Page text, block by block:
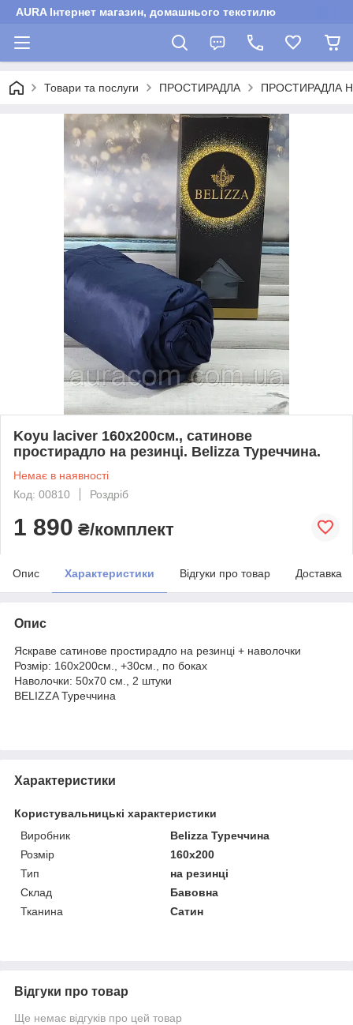
AURA Інтернет магазин, домашнього текстилю
Товари та послуги ПРОСТИРАДЛА ПРОСТИРАДЛА
Koyu laciver 160х200см., сатинове
простирадло на резинці. Belizza Туреччина.
Немає в наявності
Код: 00810
Роздріб
1 890 ₴/комплект
Опис Характеристики Відгуки про товар Доставка
Опис
Яскраве сатинове простирадло на резинці + наволочки
Розмір: 160х200см., +30см., по боках
Наволочки: 50х70 см., 2 штуки
BELIZZA Туреччина
Характеристики
Користувальницькі характеристики
Виробник
Belizza Туреччина
Розмір
160х200
Тип
на резинці
Склад
Бавовна
Тканина
Сатин
Відгуки про товар
Ще немає відгуків про цей товар